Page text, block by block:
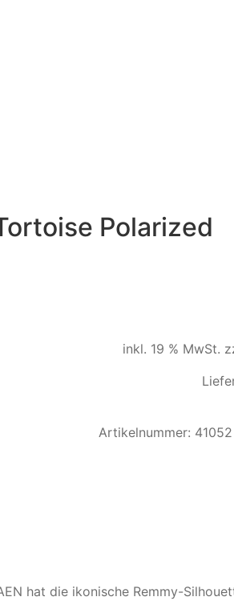
Polarized
inkl. 19 % MwSt.
Artikelnummer: 41052
hat die ikonische Remmy-